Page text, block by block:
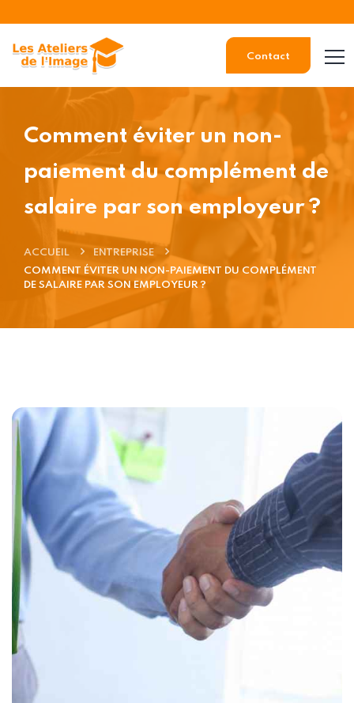
Contact
Comment éviter un non-
paiement du complément de
salaire par son employeur ?
ACCUEIL
ENTREPRISE
COMMENT ÉVITER UN NON-PAIEMENT DU COMPLÉMENT
DE SALAIRE PAR SON EMPLOYEUR ?